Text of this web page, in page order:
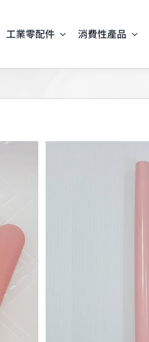
工業零配件 消費性產品